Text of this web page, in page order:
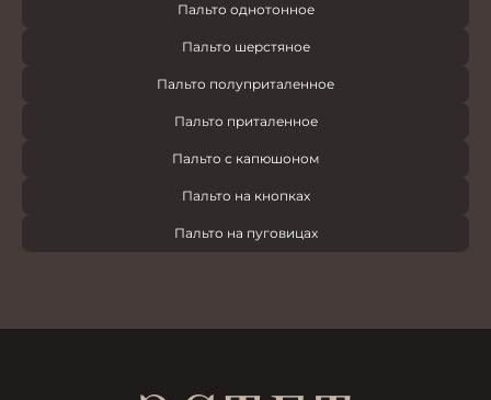
Пальто однотонное
Пальто шерстяное
Пальто полуприталенное
Пальто приталенное
Пальто с капюшоном
Пальто на кнопках
Пальто на пуговицах